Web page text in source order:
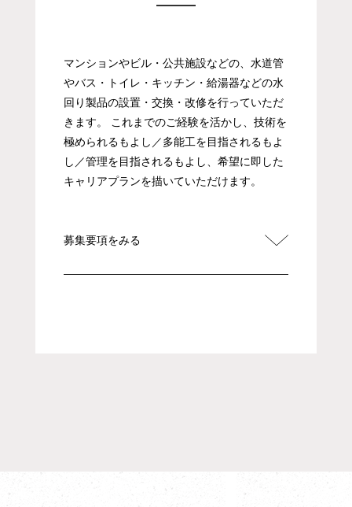
マンションやビル・公共施設などの、水道管
やバス・トイレ・キッチン・給湯器などの水
回り製品の設置・交換・改修を行っていただ
きます。 これまでのご経験を活かし、技術を
極められるもよし／多能工を目指されるもよ
し／管理を目指されるもよし、希望に即した
キャリアプランを描いていただけます。
募集要項をみる